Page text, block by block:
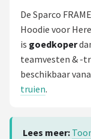
De Sparco
Hoodie voor
is goedkoper
teamvesten & -
beschikbaar
truien.
Lees meer: